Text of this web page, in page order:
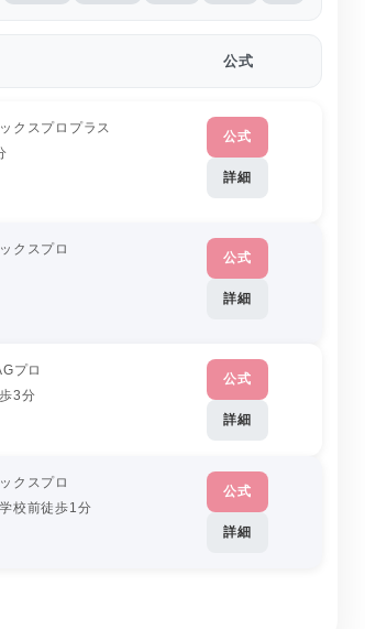
公式
クスプロプラス
公式
詳細
クスプロ
公式
詳細
プロ
3分
公式
詳細
クスプロ
校前徒歩1分
公式
詳細